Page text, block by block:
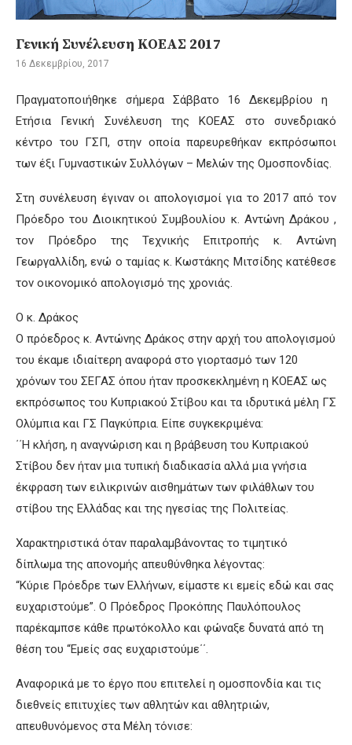
Γενική Συνέλευση ΚΟΕΑΣ 2017
16 Δεκεμβρίου, 2017
Πραγματοποιήθηκε σήμερα Σάββατο 16 Δεκεμβρίου η ​
Ετήσια Γενική Συνέλευση της ΚΟΕΑΣ στο συνεδριακό
κέντρο του ΓΣΠ, στην οποία παρευρεθήκαν εκπρόσωποι
των έξι Γυμναστικών Συλλόγων – Μελών της Ομοσπονδίας.
Στη συνέλευση έγιναν οι απολογισμοί για το 2017 από τον
Πρόεδρο του Διοικητικού Συμβουλίου κ. Αντώνη Δράκου ,
τον Πρόεδρο της Τεχνικής Επιτροπής κ. Αντώνη
Γεωργαλλίδη, ενώ ο ταμίας κ. Κωστάκης Μιτσίδης κατέθεσε
τον οικονομικό απολογισμό της χρονιάς.
Ο κ. Δράκος
Ο πρόεδρος κ. Αντώνης Δράκος στην αρχή του απολογισμού
του έκαμε ιδιαίτερη αναφορά στο γιορτασμό των 120
χρόνων του ΣΕΓΑΣ όπου ήταν προσκεκλημένη η ΚΟΕΑΣ ως
εκπρόσωπος του Κυπριακού Στίβου και τα ιδρυτικά μέλη ΓΣ
Ολύμπια και ΓΣ Παγκύπρια. Είπε συγκεκριμένα:
΄΄Η κλήση, η αναγνώριση και η βράβευση του Κυπριακού
Στίβου δεν ήταν μια τυπική διαδικασία αλλά μια γνήσια
έκφραση των ειλικρινών αισθημάτων των φιλάθλων του
στίβου της Ελλάδας και της ηγεσίας της Πολιτείας.
Χαρακτηριστικά όταν παραλαμβάνοντας το τιμητικό
δίπλωμα της απονομής απευθύνθηκα λέγοντας:
“Κύριε Πρόεδρε των Ελλήνων, είμαστε κι εμείς εδώ και σας
ευχαριστούμε”. Ο Πρόεδρος Προκόπης Παυλόπουλος
παρέκαμπσε κάθε πρωτόκολλο και φώναξε δυνατά από τη
θέση του “Εμείς σας ευχαριστούμε΄΄.
Αναφορικά με το έργο που επιτελεί η ομοσπονδία και τις
διεθνείς επιτυχίες των αθλητών και αθλητριών,
απευθυνόμενος στα Μέλη τόνισε: